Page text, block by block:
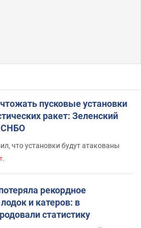
пусковые установки
ракет: Зеленский
СНБО
что установки будут атакованы
рекордное
и катеров: в
статистику